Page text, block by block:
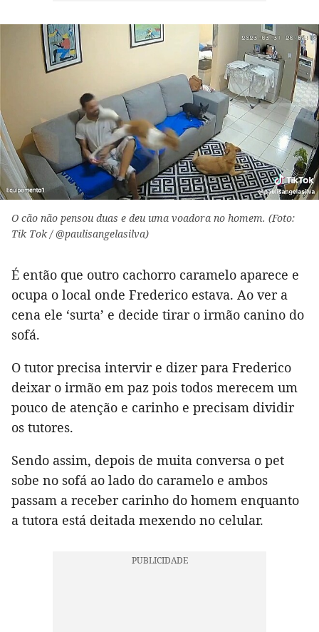
O cão não pensou duas e deu uma voadora no homem. (Foto:
Tik Tok / @paulisangelasilva)
É então que outro cachorro caramelo aparece e
ocupa o local onde Frederico estava. Ao ver a
cena ele ‘surta’ e decide tirar o irmão canino do
sofá.
O tutor precisa intervir e dizer para Frederico
deixar o irmão em paz pois todos merecem um
pouco de atenção e carinho e precisam dividir
os tutores.
Sendo assim, depois de muita conversa o pet
sobe no sofá ao lado do caramelo e ambos
passam a receber carinho do homem enquanto
a tutora está deitada mexendo no celular.